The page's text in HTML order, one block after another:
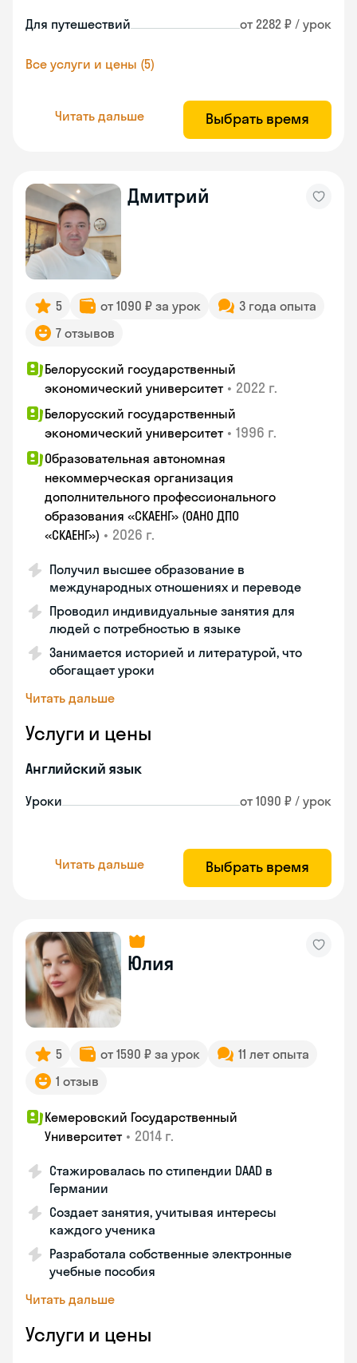
Для путешествий от 2282 ₽ / урок
Все услуги и цены (5)
Читать дальше Выбрать время
Дмитрий
5 от 1090 ₽ за урок
3 года опыта
7 отзывов
Белорусский государственный
экономический университет • 2022 г.
Белорусский государственный
экономический университет • 1996 г.
Образовательная автономная
некоммерческая организация
дополнительного профессионального
образования «СКАЕНГ» (ОАНО ДПО
«СКАЕНГ») • 2026 г.
Получил высшее образование в
международных отношениях и переводе
Проводил индивидуальные занятия для
людей с потребностью в языке
Занимается историей и литературой, что
обогащает уроки
Читать дальше
Услуги и цены
Английский язык
Уроки от 1090 ₽ / урок
Читать дальше Выбрать время
Юлия
5 от 1590 ₽ за урок
11 лет опыта
1 отзыв
Кемеровский Государственный
Университет • 2014 г.
Стажировалась по стипендии DAAD в
Германии
Создает занятия, учитывая интересы
каждого ученика
Разработала собственные электронные
учебные пособия
Читать дальше
Услуги и цены